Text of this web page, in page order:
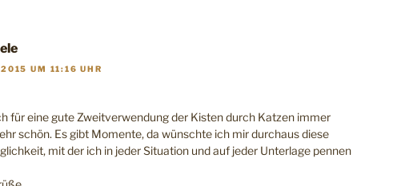
UM 11:16 UHR
für eine gute Zweitverwendung der Kisten durch Katzen immer
schön. Es gibt Momente, da wünschte ich mir durchaus diese
mit der ich in jeder Situation und auf jeder Unterlage pennen